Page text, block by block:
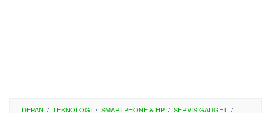
DEPAN / TEKNOLOGI / SMARTPHONE & HP / SERVIS GADGET /